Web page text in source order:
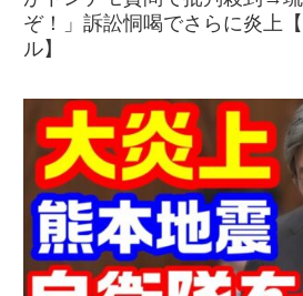
ぞ！」訴訟恫喝でさらに炎上
ル】